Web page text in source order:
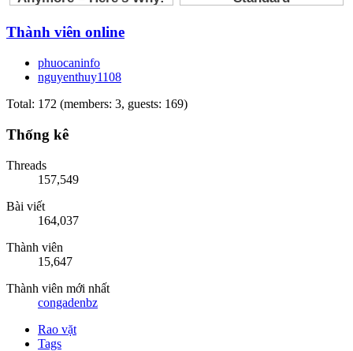
Thành viên online
phuocaninfo
nguyenthuy1108
Total: 172 (members: 3, guests: 169)
Thống kê
Threads
157,549
Bài viết
164,037
Thành viên
15,647
Thành viên mới nhất
congadenbz
Rao vặt
Tags